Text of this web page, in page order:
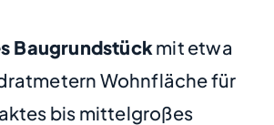
Baugrundstückmit etwa
Wohnfläche für
bis mittelgroßes